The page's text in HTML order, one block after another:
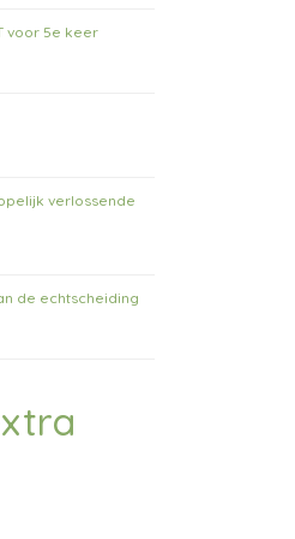
voor 5e keer
verlossende
de echtscheiding